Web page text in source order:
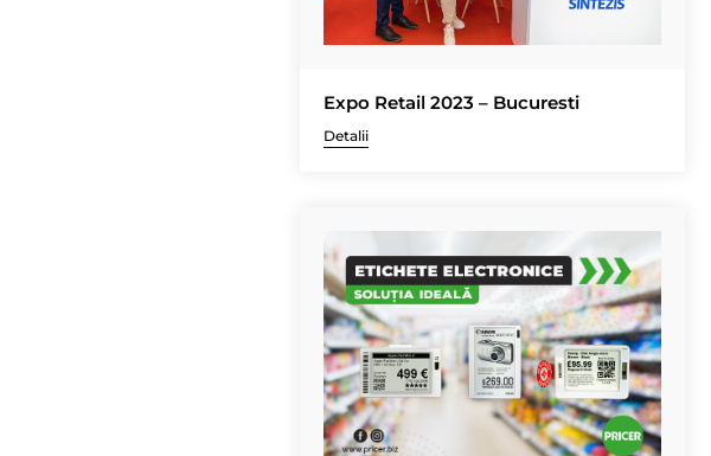
Expo Retail 2023 – Bucuresti
Detalii